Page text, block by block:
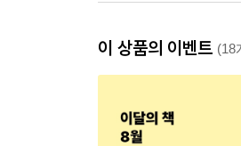
이 상품의 이벤트 (18